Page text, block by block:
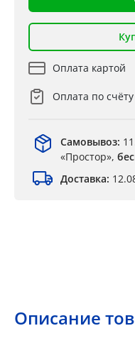
Оплата картой
Оплата по счёту
Самовывоз:
«Простор»,
Доставка:
Описание